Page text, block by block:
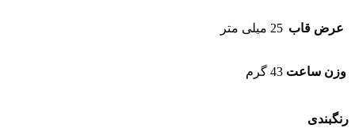
عرض قاب 25 میلی متر
وزن ساعت 43 گرم
رنگبندی